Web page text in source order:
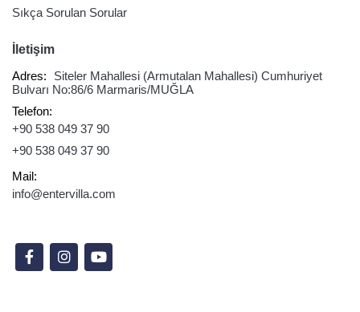
Sıkça Sorulan Sorular
İletişim
Adres:
Siteler Mahallesi (Armutalan Mahallesi) Cumhuriyet
Bulvarı No:86/6 Marmaris/MUĞLA
Telefon:
+90 538 049 37 90
+90 538 049 37 90
Mail:
info@entervilla.com